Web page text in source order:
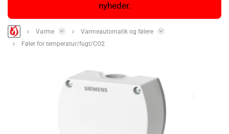
nyheder.
Varme
Varmeautomatik og følere
Føler for temperatur/fugt/CO2